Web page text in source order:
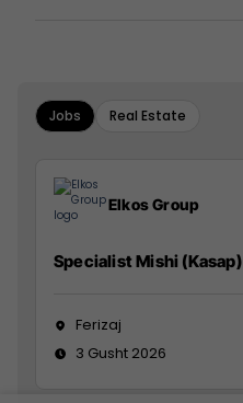
Jobs Real Estate
Elkos Group
Specialist Mishi (Kasap)
Ferizaj
3 Gusht 2026